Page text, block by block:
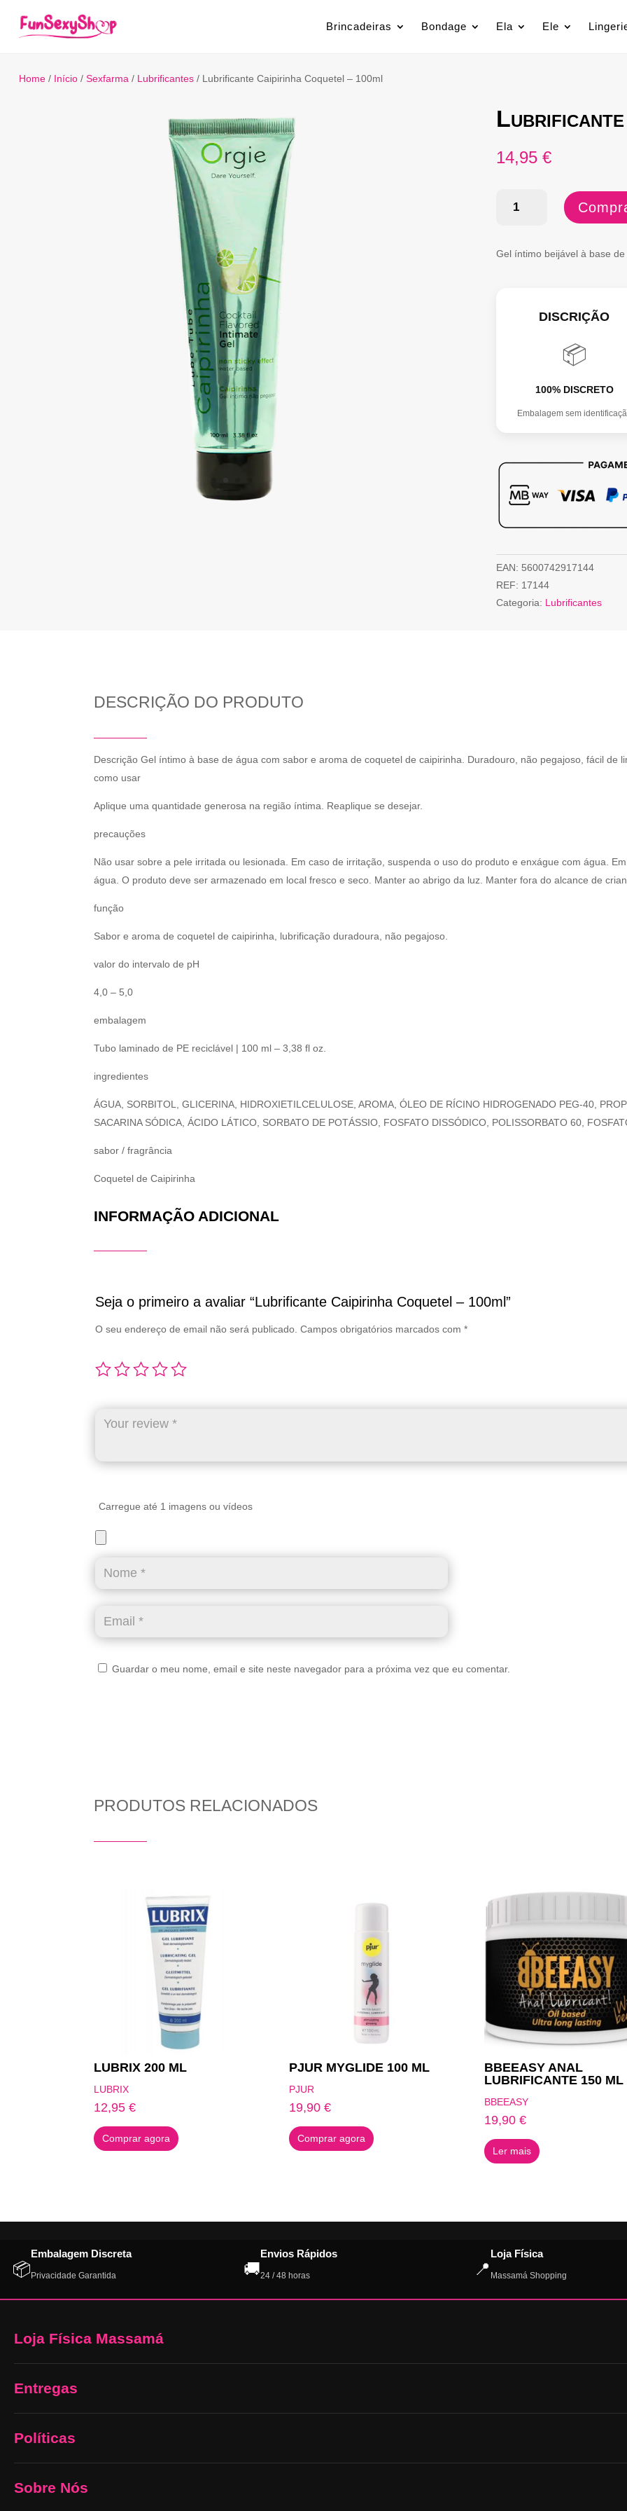
Brincadeiras Bondage Ela Ele
Home/ Início/ Sexfarma / Lubrificantes/ Lubrificante Caipirinha Coquetel – 100ml
14,95 €
Gel íntimo beijável à base
DISCRIÇÃO
📦
100% DISCRETO
Embalagem sem
EAN: 5600742917144
REF: 17144
Categoria: Lubrificantes
DESCRIÇÃO DO PRODUTO
Descrição Gel íntimo à base de água com sabor e aroma de coquetel de caipirinha. Duradouro, não pegajoso, fácil de
como usar
Aplique uma quantidade generosa na região íntima. Reaplique se desejar.
precauções
Não usar sobre a pele irritada ou lesionada. Em caso de irritação, suspenda o uso do produto e enxágue com água.
água. O produto deve ser armazenado em local fresco e seco. Manter ao abrigo da luz. Manter fora do alcance de
função
Sabor e aroma de coquetel de caipirinha, lubrificação duradoura, não pegajoso.
valor do intervalo de pH
4,0 – 5,0
embalagem
Tubo laminado de PE reciclável | 100 ml – 3,38 fl oz.
ingredientes
ÁGUA, SORBITOL, GLICERINA, HIDROXIETILCELULOSE, AROMA, ÓLEO DE RÍCINO HIDROGENADO PEG-40,
SACARINA SÓDICA, ÁCIDO LÁTICO, SORBATO DE POTÁSSIO, FOSFATO DISSÓDICO, POLISSORBATO 60,
sabor / fragrância
Coquetel de Caipirinha
INFORMAÇÃO ADICIONAL
Seja o primeiro a avaliar “Lubrificante Caipirinha Coquetel – 100ml”
O seu endereço de email não será publicado. Campos obrigatórios marcados com*
Carregue até 1 imagens ou vídeos
Guardar o meu nome, email e site neste navegador para a próxima vez que eu comentar.
PRODUTOS RELACIONADOS
LUBRIX 200 ML
LUBRIX
12,95€
Comprar agora
PJUR MYGLIDE 100 ML
PJUR
19,90€
Comprar agora
BBEEASY ANAL
LUBRIFICANTE 150 ML
BBEEASY
19,90€
Ler mais
📦
Embalagem Discreta
Privacidade Garantida 🚚
Envios Rápidos
24 / 48 horas 📍
Loja Física
Massamá Shopping
Loja Física Massamá
Entregas
Políticas
Sobre Nós